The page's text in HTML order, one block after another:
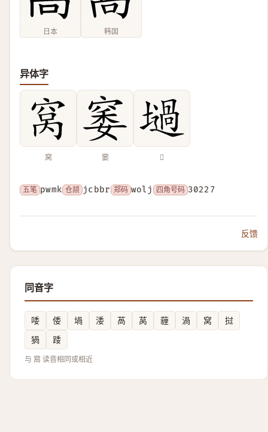
日本 韩国
异体字
窝 䆧 𡑟
五笔 pwmk 仓颉 jcbbr 郑码 wolj 四角号码 30227
反馈
同音字
唩 倭 堝 涹 萵 莴 薶 渦 窝
挝
猧
踒
与 窩 读音相同或相近